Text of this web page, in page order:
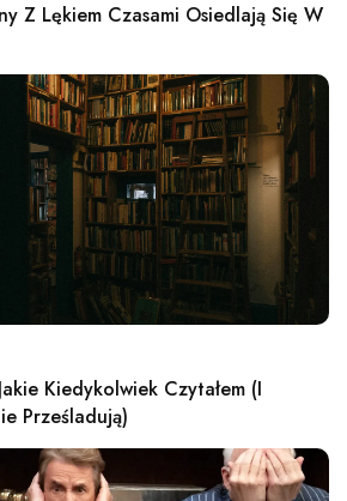
Z Lękiem Czasami Osiedlają Się W
Kiedykolwiek Czytałem (i
Prześladują)